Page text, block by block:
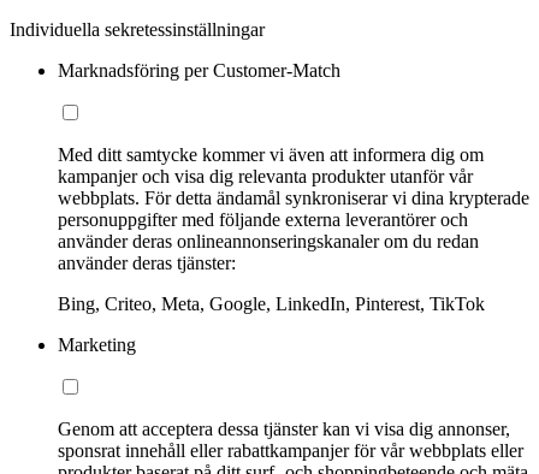
Individuella sekretessinställningar
Marknadsföring per Customer-Match
Med ditt samtycke kommer vi även att informera dig om
kampanjer och visa dig relevanta produkter utanför vår
webbplats. För detta ändamål synkroniserar vi dina krypterade
personuppgifter med följande externa leverantörer och
använder deras onlineannonseringskanaler om du redan
använder deras tjänster:
Bing, Criteo, Meta, Google, LinkedIn, Pinterest, TikTok
Marketing
Genom att acceptera dessa tjänster kan vi visa dig annonser,
sponsrat innehåll eller rabattkampanjer för vår webbplats eller